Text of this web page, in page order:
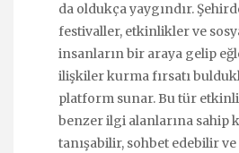
da oldukça yaygındır.
festivaller, etkinlikler ve
insanların bir araya gelip
ilişkiler kurma fırsatı
platform sunar. Bu tür
benzer ilgi alanlarına sahip
tanışabilir, sohbet edebilir